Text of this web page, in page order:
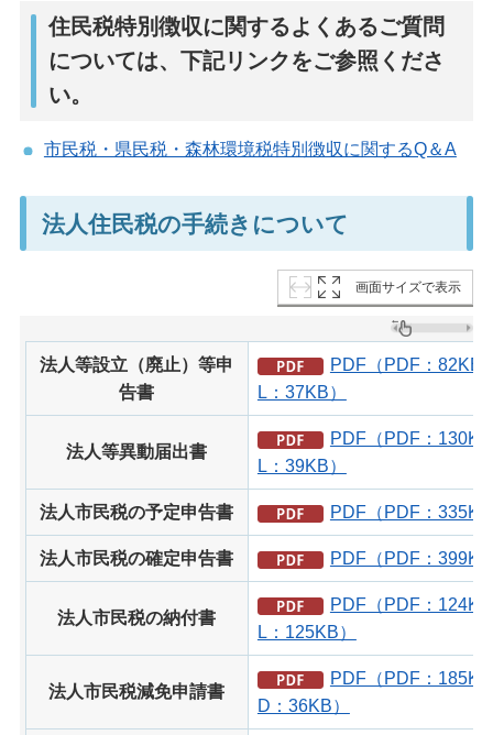
住民税特別徴収に関するよくあるご質問
については、下記リンクをご参照くださ
い。
市民税・県民税・森林環境税特別徴収に関するQ＆A
法人住民税の手続きについて
画面サイズで表示
法人等設立（廃止）等申
告書
PDF（PDF：82KB
L：37KB）
法人等異動届出書
PDF（PDF：
L：39KB）
法人市民税の予定申告書 PDF（PDF：
法人市民税の確定申告書 PDF（PDF：
法人市民税の納付書
PDF（PDF：
L：125KB）
法人市民税減免申請書
PDF（PDF：
D：36KB）